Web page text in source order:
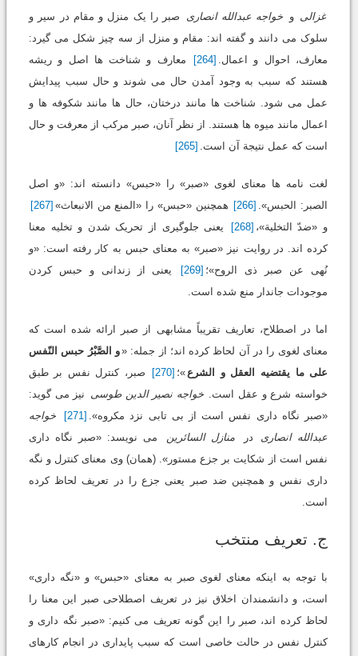
غزالی و خواجه عبدالله انصاری
صبر را یک منزل و مقام در سیر و
سلوک می دانند و گفته اند: مقام و منزل از سه چیز شکل می گیرد:
معارف، احوال و اعمال. [264]
معارف و شناخت ها اصل و ریشه
هستند که سبب به وجود آمدن حال می شوند و حال سبب پیدایش
عمل می شود. شناخت ها مانند درختان، حال ها مانند شکوفه ها و
اعمال مانند میوه ها هستند. از نظر آنان، صبر مرکب از معرفت و حال
است که عمل نتیجة آن است. [265]
لغت نامه ها معنای لغوی «صبر» را «حبس» دانسته اند: «و اصل
الصبر: الحبس». [266] همچنین «حبس» را «المنع من الانبعاث» [267]
و «ضدّ التخلیة»، [268]
یعنی جلوگیری از تحریک شدن و تخلیه معنا
کرده اند. در روایت نیز «صبر» به معنای حبس به کار رفته است: «و
نُهی عن صبر ذی الروح»؛ [269]
یعنی از زندانی و حبس کردن
موجودات جاندار منع شده است.
اما در اصطلاح، تعاریف تقریباً مشابهی از صبر ارائه شده است که
معنای لغوی را در آن لحاظ کرده اند؛ از جمله: «و الصَّبْرُ حبس النّفس
علی ما یقتضیه العقل و الشرع »؛ [270]
صبر، کنترل نفس بر طبق
خواسته شرع و عقل است.
خواجه نصیر الدین طوسی نیز می گوید:
«صبر نگاه داری نفس است از بی تابی نزد مکروه». [271]
خواجه
عبدالله انصاری
در منازل السائرین
می نویسد: «صبر نگاه داری
نفس است از شکایت بر جزع مستور». (همان) وی معنای کنترل و نگه
داری نفس و همچنین ضد صبر یعنی جزع را در تعریف لحاظ کرده
است.
ج. تعریف منتخب
با توجه به اینکه معنای لغوی صبر به معنای «حبس» و «نگه داری»
است، و دانشمندان اخلاق نیز در تعریف اصطلاحی صبر این معنا را
لحاظ کرده اند، صبر را این گونه تعریف می کنیم: «صبر نگه داری و
کنترل نفس در حالت خاصی است که سبب پایداری در انجام کارهای